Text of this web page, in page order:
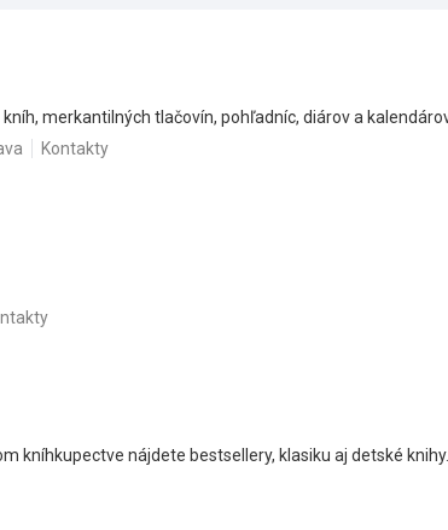
merkantilných tlačovín, pohľadníc, diárov a
Kontakty
kníhkupectve nájdete bestsellery, klasiku aj detské